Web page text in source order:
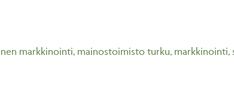
markkinointi, mainostoimisto turku, markkinointi,